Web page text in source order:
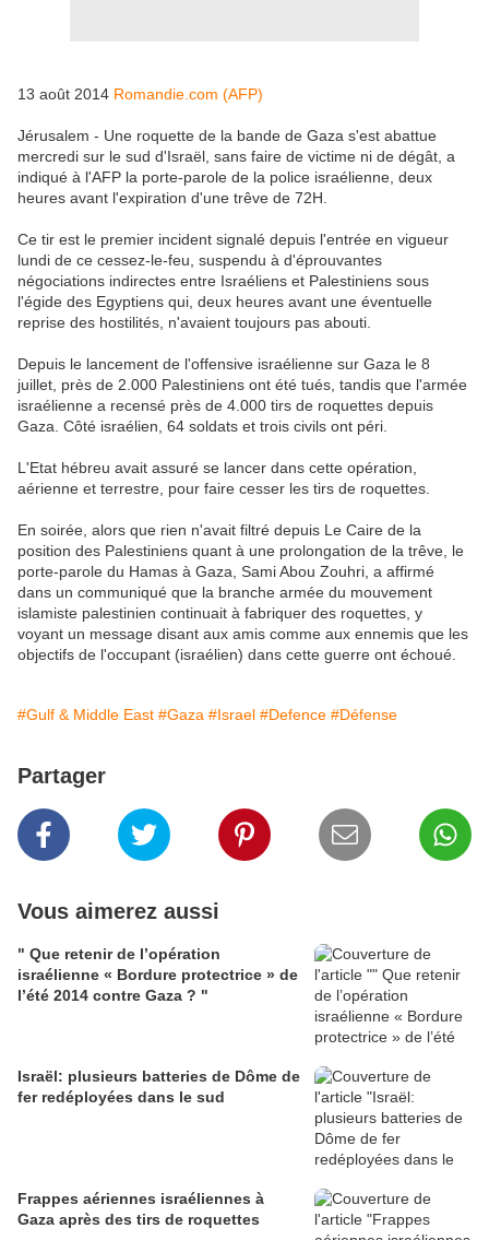
13 août 2014 Romandie.com (AFP)
Jérusalem - Une roquette de la bande de Gaza s'est abattue
mercredi sur le sud d'Israël, sans faire de victime ni de dégât, a
indiqué à l'AFP la porte-parole de la police israélienne, deux
heures avant l'expiration d'une trêve de 72H.
Ce tir est le premier incident signalé depuis l'entrée en vigueur
lundi de ce cessez-le-feu, suspendu à d'éprouvantes
négociations indirectes entre Israéliens et Palestiniens sous
l'égide des Egyptiens qui, deux heures avant une éventuelle
reprise des hostilités, n'avaient toujours pas abouti.
Depuis le lancement de l'offensive israélienne sur Gaza le 8
juillet, près de 2.000 Palestiniens ont été tués, tandis que l'armée
israélienne a recensé près de 4.000 tirs de roquettes depuis
Gaza. Côté israélien, 64 soldats et trois civils ont péri.
L'Etat hébreu avait assuré se lancer dans cette opération,
aérienne et terrestre, pour faire cesser les tirs de roquettes.
En soirée, alors que rien n'avait filtré depuis Le Caire de la
position des Palestiniens quant à une prolongation de la trêve, le
porte-parole du Hamas à Gaza, Sami Abou Zouhri, a affirmé
dans un communiqué que la branche armée du mouvement
islamiste palestinien continuait à fabriquer des roquettes, y
voyant un message disant aux amis comme aux ennemis que les
objectifs de l'occupant (israélien) dans cette guerre ont échoué.
#Gulf & Middle East #Gaza #Israel #Defence #Défense
Partager
Vous aimerez aussi
" Que retenir de l’opération
israélienne « Bordure protectrice » de
l’été 2014 contre Gaza ? "
Israël: plusieurs batteries de Dôme de
fer redéployées dans le sud
Frappes aériennes israéliennes à
Gaza après des tirs de roquettes